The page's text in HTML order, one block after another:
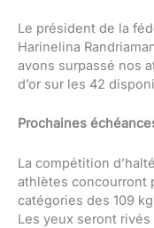
Le président de la
Harinelina
avons surpassé nos
d’or sur les 42
Prochaines
La compétition
athlètes concourront
catégories des 109
Les yeux seront